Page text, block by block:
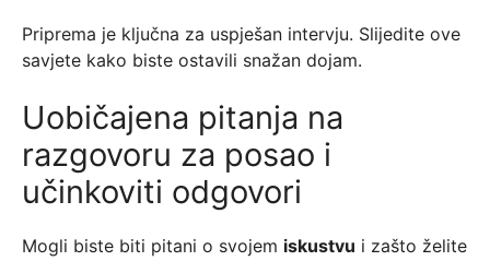
Priprema je ključna za uspješan intervju. Slijedite ove
savjete kako biste ostavili snažan dojam.
Uobičajena pitanja na
razgovoru za posao i
učinkoviti odgovori
Mogli biste biti pitani o svojem iskustvu i zašto želite